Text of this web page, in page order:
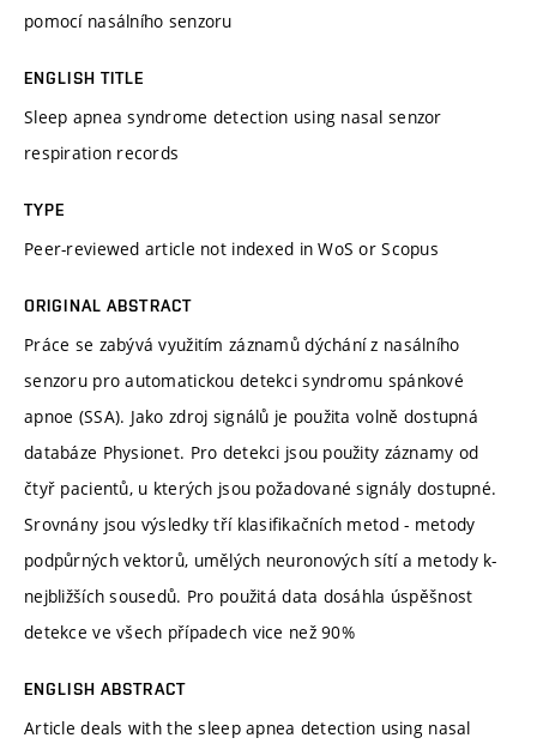
pomocí nasálního senzoru
ENGLISH TITLE
Sleep apnea syndrome detection using nasal senzor
respiration records
TYPE
Peer-reviewed article not indexed in WoS or Scopus
ORIGINAL ABSTRACT
Práce se zabývá využitím záznamů dýchání z nasálního
senzoru pro automatickou detekci syndromu spánkové
apnoe (SSA). Jako zdroj signálů je použita volně dostupná
databáze Physionet. Pro detekci jsou použity záznamy od
čtyř pacientů, u kterých jsou požadované signály dostupné.
Srovnány jsou výsledky tří klasiﬁkačních metod - metody
podpůrných vektorů, umělých neuronových sítí a metody k-
nejbližších sousedů. Pro použitá data dosáhla úspěšnost
detekce ve všech případech vice než 90%
ENGLISH ABSTRACT
Article deals with the sleep apnea detection using nasal